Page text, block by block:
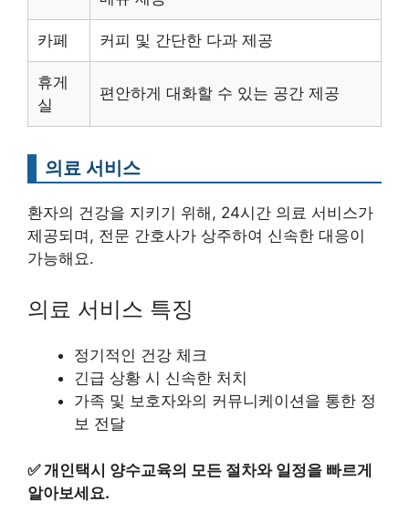
카페 커피 및 간단한 다과 제공
휴게
실
편안하게 대화할 수 있는 공간 제공
의료 서비스
환자의 건강을 지키기 위해, 24시간 의료 서비스가
제공되며, 전문 간호사가 상주하여 신속한 대응이
가능해요.
의료 서비스 특징
정기적인 건강 체크
긴급 상황 시 신속한 처치
가족 및 보호자와의 커뮤니케이션을 통한 정
보 전달
✅개인택시 양수교육의 모든 절차와 일정을 빠르게
알아보세요.